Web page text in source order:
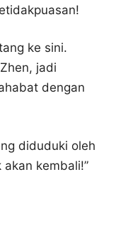
ke sini.
jadi
dengan
diduduki oleh
kembali!”